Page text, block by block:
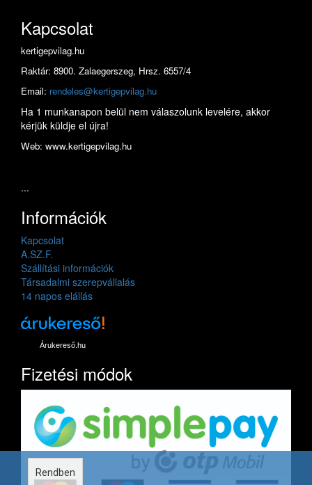
Kapcsolat
kertigepvilag.hu
Raktár: 8900. Zalaegerszeg, Hrsz. 6557/4
Email: rendeles@kertigepvilag.hu
Ha 1 munkanapon belül nem válaszolunk levelére, akkor
kérjük küldje el újra!
Web: www.kertigepvilag.hu
...
Információk
Kapcsolat
A.SZ.F.
Szállítási információk
Társadalmi szerepvállalás
14 napos elállás
Árukereső.hu
Fizetési módok
Rendben